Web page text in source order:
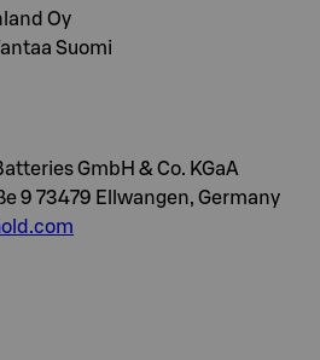
Oy
Suomi
GmbH & Co. KGaA
9 73479 Ellwangen, Germany